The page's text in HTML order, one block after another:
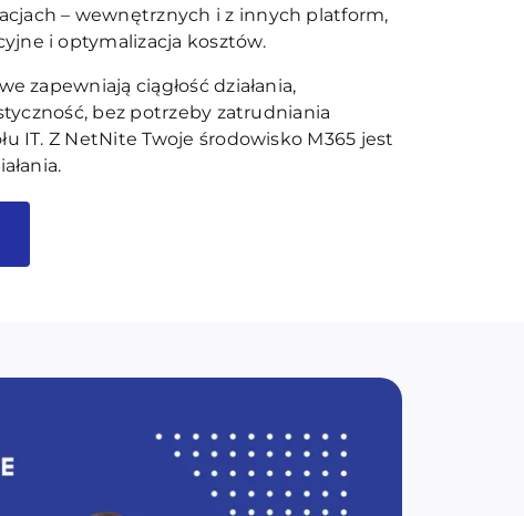
– wewnętrznych i z innych platform,
i optymalizacja kosztów.
zapewniają ciągłość działania,
bez potrzeby zatrudniania
IT. Z NetNite Twoje środowisko M365 jest